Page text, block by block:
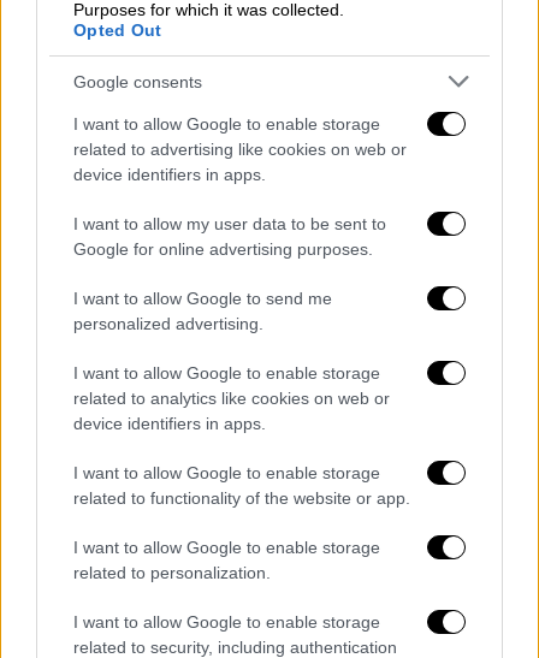
Purposes for which it was collected.
Opted Out
Google consents
I want to allow Google to enable storage
related to advertising like cookies on web or
device identifiers in apps.
I want to allow my user data to be sent to
Google for online advertising purposes.
I want to allow Google to send me
personalized advertising.
I want to allow Google to enable storage
related to analytics like cookies on web or
device identifiers in apps.
I want to allow Google to enable storage
related to functionality of the website or app.
I want to allow Google to enable storage
related to personalization.
I want to allow Google to enable storage
related to security, including authentication
μεγαλύτερη έμφαση. Θεώρησα ότι είναι πιο
ενδιαφέρον να παρακολουθήσεις ανθρώπους
που σε αφορούν και να δεις πώς
εξελίσσονται. Έτσι, δεν είχα ποτέ σκεφτεί
ότι αυτό το έργο θα πραγματοποιηθεί, γιατί
δεν με απασχολούσε τόσο αν θα είχε
επιτυχία. Το λέω ειλικρινά, χωρίς καμία
αλαζονεία.Το όνειρό μου ήταν ν' ασχοληθώ
με το σινεμά
. Αυτό προέκυψε και το
υπηρέτησα με όλη την αγάπη και την
προσήλωση που θα έδινα και σε μια ταινία.
Σκέφτηκα ότι αν πάει καλά, είναι εντάξει, αν
όχι, θα επέστρεφα σε αυτό που γνώριζα.
Τελικά, όμως,η ιδέα μου αποδείχτηκε
επιτυχημένη και χαίρομαι πολύ γι' αυτό.